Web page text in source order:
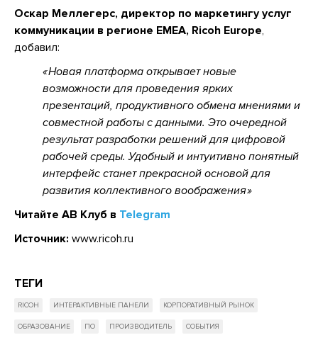
Оскар Меллегерс, директор по маркетингу услуг
коммуникации в регионе EMEA, Ricoh Europe,
добавил:
Новая платформа открывает новые
возможности для проведения ярких
презентаций, продуктивного обмена мнениями и
совместной работы с данными. Это очередной
результат разработки решений для цифровой
рабочей среды. Удобный и интуитивно понятный
интерфейс станет прекрасной основой для
развития коллективного воображения
Читайте АВ Клуб в Telegram
Источник: www.ricoh.ru
ТЕГИ
RICOH ИНТЕРАКТИВНЫЕ ПАНЕЛИ КОРПОРАТИВНЫЙ РЫНОК
ОБРАЗОВАНИЕ ПО ПРОИЗВОДИТЕЛЬ СОБЫТИЯ